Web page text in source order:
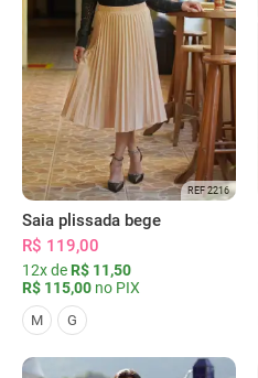
REF 2216
Saia plissada bege
R$ 119,00
12x de R$ 11,50
R$ 115,00 no PIX
M G